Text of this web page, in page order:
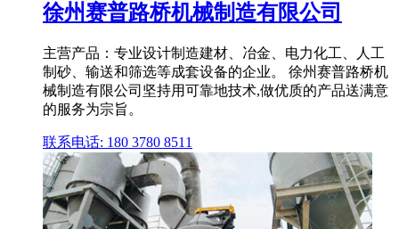
徐州赛普路桥机械制造有限公司
主营产品：专业设计制造建材、冶金、电力化工、人工
制砂、输送和筛选等成套设备的企业。 徐州赛普路桥机
械制造有限公司坚持用可靠地技术,做优质的产品送满意
的服务为宗旨。
联系电话: 180 3780 8511